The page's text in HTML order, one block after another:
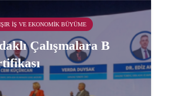
İŞ VE EKONOMIK BÜYÜME
Çalışmalara B